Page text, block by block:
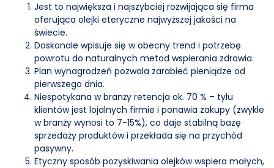
Jest to największa i najszybciej rozwijająca się firma
oferująca olejki eteryczne najwyższej jakości na
świecie.
Doskonale wpisuje się w obecny trend i potrzebę
powrotu do naturalnych metod wspierania zdrowia.
Plan wynagrodzeń pozwala zarabieć pieniądze od
pierwszego dnia.
Niespotykana w branży retencja ok. 70 % – tylu
klientów jest lojalnych firmie i ponawia zakupy (zwykle
w branży wynosi to 7-15%), co daje stabilną bazę
sprzedaży produktów i przekłada się na przychód
pasywny.
Etyczny sposób pozyskiwania olejków wspiera małych,